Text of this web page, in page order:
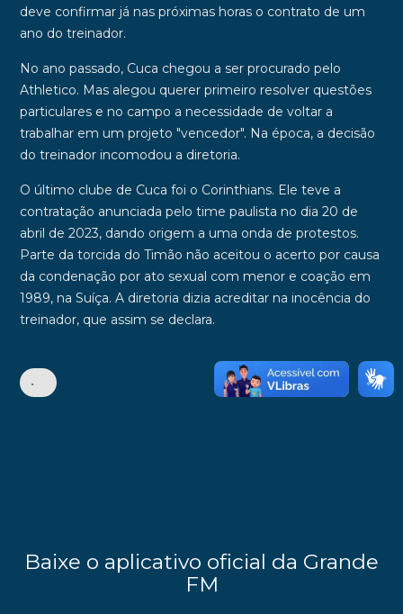
deve confirmar já nas próximas horas o contrato de um
ano do treinador.
No ano passado, Cuca chegou a ser procurado pelo
Athletico. Mas alegou querer primeiro resolver questões
particulares e no campo a necessidade de voltar a
trabalhar em um projeto "vencedor". Na época, a decisão
do treinador incomodou a diretoria.
O último clube de Cuca foi o Corinthians. Ele teve a
contratação anunciada pelo time paulista no dia 20 de
abril de 2023, dando origem a uma onda de protestos.
Parte da torcida do Timão não aceitou o acerto por causa
da condenação por ato sexual com menor e coação em
1989, na Suíça. A diretoria dizia acreditar na inocência do
treinador, que assim se declara.
•
Baixe o aplicativo oficial da Grande
FM